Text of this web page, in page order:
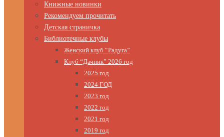
Книжные новинки
Рекомендуем прочитать
Детская страничка
Библиотечные клубы
Женский клуб “Радуга”
Клуб “Дачник” 2026 год
2025 год
2024 ГОД
2023 год
2022 год
2021 год
2019 год